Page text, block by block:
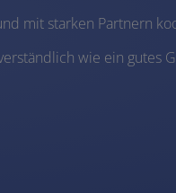
mit starken Partnern
wie ein gutes